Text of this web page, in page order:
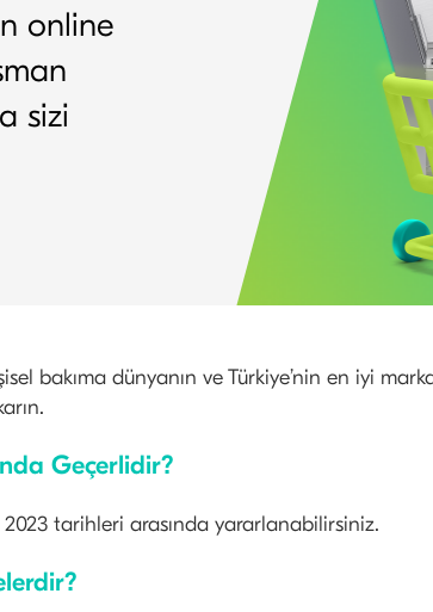
online
sizi
bakıma dünyanın ve Türkiye’nin en iyi
Geçerlidir?
tarihleri arasında yararlanabilirsiniz.